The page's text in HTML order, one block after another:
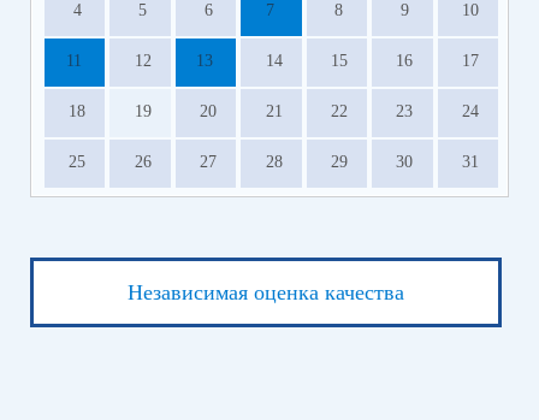
4 5 6 7 8 9 10
11 12 13 14 15 16 17
18 19 20 21 22 23 24
25 26 27 28 29 30 31
Независимая оценка качества